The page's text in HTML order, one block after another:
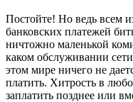
Постойте! Но ведь всем
банковских платежей
ничтожно маленькой
каком обслуживании
этом мире ничего не
платить. Хитрость в
заплатить позднее или